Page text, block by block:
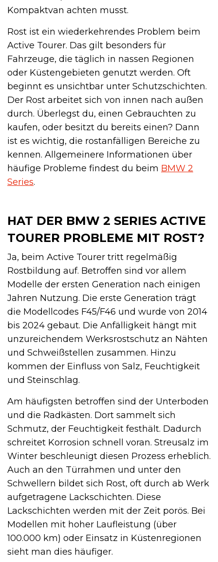
Kompaktvan achten musst.
Rost ist ein wiederkehrendes Problem beim
Active Tourer. Das gilt besonders für
Fahrzeuge, die täglich in nassen Regionen
oder Küstengebieten genutzt werden. Oft
beginnt es unsichtbar unter Schutzschichten.
Der Rost arbeitet sich von innen nach außen
durch. Überlegst du, einen Gebrauchten zu
kaufen, oder besitzt du bereits einen? Dann
ist es wichtig, die rostanfälligen Bereiche zu
kennen. Allgemeinere Informationen über
häufige Probleme findest du beim BMW 2
Series.
HAT DER BMW 2 SERIES ACTIVE
TOURER PROBLEME MIT ROST?
Ja, beim Active Tourer tritt regelmäßig
Rostbildung auf. Betroffen sind vor allem
Modelle der ersten Generation nach einigen
Jahren Nutzung. Die erste Generation trägt
die Modellcodes F45/F46 und wurde von 2014
bis 2024 gebaut. Die Anfälligkeit hängt mit
unzureichendem Werksrostschutz an Nähten
und Schweißstellen zusammen. Hinzu
kommen der Einfluss von Salz, Feuchtigkeit
und Steinschlag.
Am häufigsten betroffen sind der Unterboden
und die Radkästen. Dort sammelt sich
Schmutz, der Feuchtigkeit festhält. Dadurch
schreitet Korrosion schnell voran. Streusalz im
Winter beschleunigt diesen Prozess erheblich.
Auch an den Türrahmen und unter den
Schwellern bildet sich Rost, oft durch ab Werk
aufgetragene Lackschichten. Diese
Lackschichten werden mit der Zeit porös. Bei
Modellen mit hoher Laufleistung (über
100.000 km) oder Einsatz in Küstenregionen
sieht man dies häufiger.